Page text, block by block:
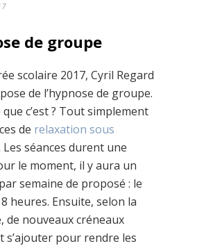
de groupe
scolaire 2017, Cyril Regard
de l’hypnose de groupe.
que c’est ? Tout simplement
de relaxation sous
Les séances durent une
le moment, il y aura un
semaine de proposé : le
heures. Ensuite, selon la
de nouveaux créneaux
s’ajouter pour rendre les